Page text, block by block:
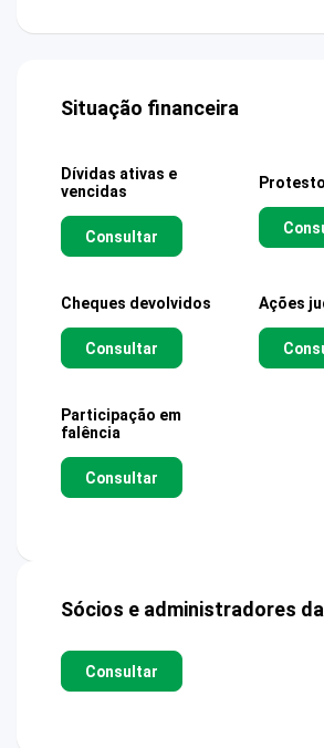
Situação financeira
Dívidas ativas e
vencidas
Consultar
Cheques devolvidos
Consultar
Ações
Participação em
falência
Consultar
Sócios e administradores
Consultar